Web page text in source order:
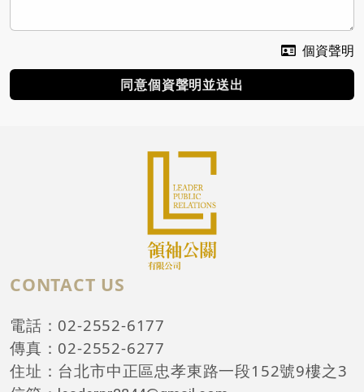
個資聲明
同意個資聲明並送出
CONTACT US
電話：02-2552-6177
傳真：02-2552-6277
住址：台北市中正區忠孝東路一段152號9樓之3